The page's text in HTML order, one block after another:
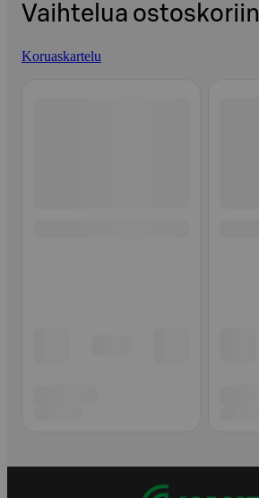
Vaihtelua ostoskoriin
Koruaskartelu